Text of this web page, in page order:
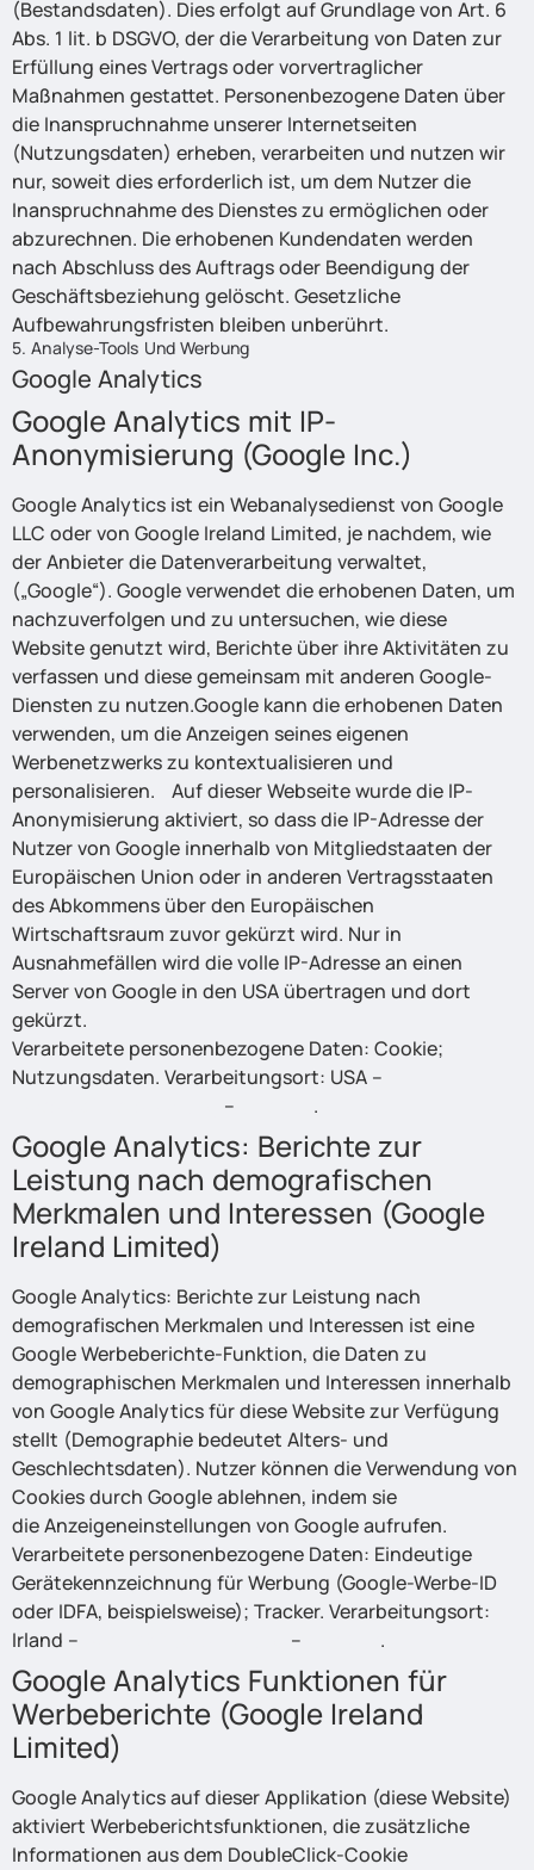
(Bestandsdaten). Dies erfolgt auf Grundlage von Art. 6
Abs. 1 lit. b DSGVO, der die Verarbeitung von Daten zur
Erfüllung eines Vertrags oder vorvertraglicher
Maßnahmen gestattet. Personenbezogene Daten über
die Inanspruchnahme unserer Internetseiten
(Nutzungsdaten) erheben, verarbeiten und nutzen wir
nur, soweit dies erforderlich ist, um dem Nutzer die
Inanspruchnahme des Dienstes zu ermöglichen oder
abzurechnen. Die erhobenen Kundendaten werden
nach Abschluss des Auftrags oder Beendigung der
Geschäftsbeziehung gelöscht. Gesetzliche
Aufbewahrungsfristen bleiben unberührt.
5. Analyse-Tools Und Werbung
Google Analytics
Google Analytics mit IP-
Anonymisierung (Google Inc.)
Google Analytics ist ein Webanalysedienst von Google
LLC oder von Google Ireland Limited, je nachdem, wie
der Anbieter die Datenverarbeitung verwaltet,
(„Google“). Google verwendet die erhobenen Daten, um
nachzuverfolgen und zu untersuchen, wie diese
Website genutzt wird, Berichte über ihre Aktivitäten zu
verfassen und diese gemeinsam mit anderen Google-
Diensten zu nutzen.Google kann die erhobenen Daten
verwenden, um die Anzeigen seines eigenen
Werbenetzwerks zu kontextualisieren und
personalisieren. Auf dieser Webseite wurde die IP-
Anonymisierung aktiviert, so dass die IP-Adresse der
Nutzer von Google innerhalb von Mitgliedstaaten der
Europäischen Union oder in anderen Vertragsstaaten
des Abkommens über den Europäischen
Wirtschaftsraum zuvor gekürzt wird. Nur in
Ausnahmefällen wird die volle IP-Adresse an einen
Server von Google in den USA übertragen und dort
gekürzt.
Verarbeitete personenbezogene Daten: Cookie;
Nutzungsdaten. Verarbeitungsort: USA –
– .
Google Analytics: Berichte zur
Leistung nach demografischen
Merkmalen und Interessen (Google
Ireland Limited)
Google Analytics: Berichte zur Leistung nach
demografischen Merkmalen und Interessen ist eine
Google Werbeberichte-Funktion, die Daten zu
demographischen Merkmalen und Interessen innerhalb
von Google Analytics für diese Website zur Verfügung
stellt (Demographie bedeutet Alters- und
Geschlechtsdaten). Nutzer können die Verwendung von
Cookies durch Google ablehnen, indem sie
die Anzeigeneinstellungen von Google aufrufen.
Verarbeitete personenbezogene Daten: Eindeutige
Gerätekennzeichnung für Werbung (Google-Werbe-ID
oder IDFA, beispielsweise); Tracker. Verarbeitungsort:
Irland –
– .
Google Analytics Funktionen für
Werbeberichte (Google Ireland
Limited)
Google Analytics auf dieser Applikation (diese Website)
aktiviert Werbeberichtsfunktionen, die zusätzliche
Informationen aus dem DoubleClick-Cookie